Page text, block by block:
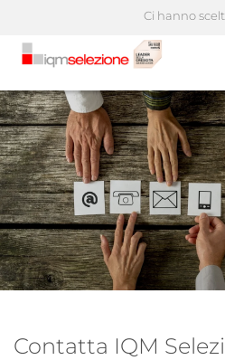
Ci hanno
Contatta IQM